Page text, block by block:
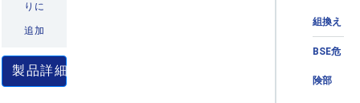
組換え
BSE危
険部
りに
追加
製品詳細